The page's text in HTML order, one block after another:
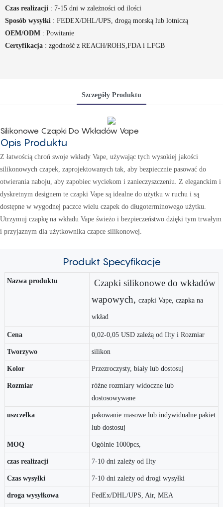
Czas realizacji : 7-15 dni w zależności od ilości
Sposób wysyłki : FEDEX/DHL/UPS, drogą morską lub lotniczą
OEM/ODM : Powitanie
Certyfikacja : zgodność z REACH/ROHS,FDA i LFGB
Szczegóły Produktu
Silikonowe Czapki Do Wkładów Vape
Opis Produktu
Z łatwością chroń swoje wkłady Vape, używając tych wysokiej jakości
silikonowych czapek, zaprojektowanych tak, aby bezpiecznie pasować do
otwierania naboju, aby zapobiec wyciekom i zanieczyszczeniu. Z eleganckim i
dyskretnym designem te czapki Vape są idealne do użytku w ruchu i są
dostępne w wygodnej paczce wielu czapek do długoterminowego użytku.
Utrzymuj czapkę na wkładu Vape świeżo i bezpieczeństwo dzięki tym trwałym
i przyjaznym dla użytkownika czapce silikonowej.
Produkt Specyfikacje
Nazwa produktu
Czapki silikonowe do wkładów
wapowych, czapki Vape, czapka na
wkład
Cena 0,02-0,05 USD zależą od Ilty i Rozmiar
Tworzywo silikon
Kolor Przezroczysty, biały lub dostosuj
Rozmiar
różne rozmiary widoczne lub
dostosowywane
uszczelka
pakowanie masowe lub indywidualne pakiet
lub dostosuj
MOQ Ogólnie 1000pcs,
czas realizacji 7-10 dni zależy od Ilty
Czas wysyłki 7-10 dni zależy od drogi wysyłki
droga wysyłkowa FedEx/DHL/UPS, Air, MEA